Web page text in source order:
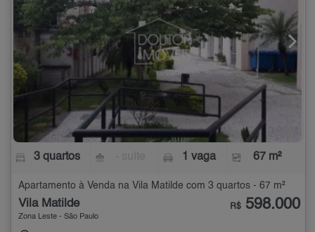
3 quartos 1 vaga 67 m²
Apartamento à Venda na Vila Matilde com 3 quartos - 67 m²
Vila Matilde
Zona Leste - São Paulo
R$ 598.000